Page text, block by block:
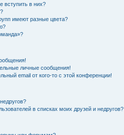
вступить в них?
имеют разные цвета?
личные сообщения!
email от кого-то с этой конференции!
в списках моих друзей и недругов?